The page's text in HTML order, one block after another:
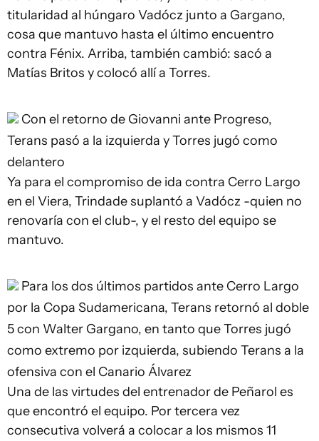
titularidad al húngaro Vadócz junto a Gargano,
cosa que mantuvo hasta el último encuentro
contra Fénix. Arriba, también cambió: sacó a
Matías Britos y colocó allí a Torres.
Con el retorno de Giovanni ante Progreso,
Terans pasó a la izquierda y Torres jugó como
delantero
Ya para el compromiso de ida contra Cerro Largo
en el Viera, Trindade suplantó a Vadócz -quien no
renovaría con el club-, y el resto del equipo se
mantuvo.
Para los dos últimos partidos ante Cerro Largo
por la Copa Sudamericana, Terans retornó al doble
5 con Walter Gargano, en tanto que Torres jugó
como extremo por izquierda, subiendo Terans a la
ofensiva con el Canario Álvarez
Una de las virtudes del entrenador de Peñarol es
que encontró el equipo. Por tercera vez
consecutiva volverá a colocar a los mismos 11